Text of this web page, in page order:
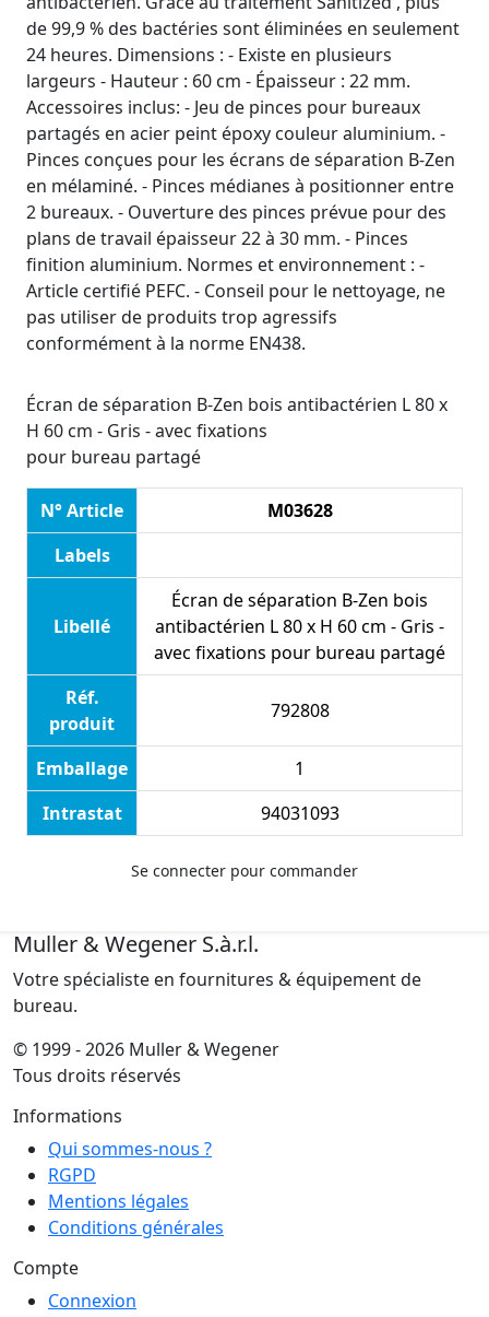
de 99,9 % des bactéries sont éliminées en seulement
24 heures. Dimensions : - Existe en plusieurs
largeurs - Hauteur : 60 cm - Épaisseur : 22 mm.
Accessoires inclus: - Jeu de pinces pour bureaux
partagés en acier peint époxy couleur aluminium. -
Pinces conçues pour les écrans de séparation B-Zen
en mélaminé. - Pinces médianes à positionner entre
2 bureaux. - Ouverture des pinces prévue pour des
plans de travail épaisseur 22 à 30 mm. - Pinces
finition aluminium. Normes et environnement : -
Article certifié PEFC. - Conseil pour le nettoyage, ne
pas utiliser de produits trop agressifs
conformément à la norme EN438.
Écran de séparation B-Zen bois antibactérien L 80 x
H 60 cm - Gris - avec fixations
pour bureau partagé
N° Article
M03628
Labels
Libellé
Écran de séparation B-Zen bois
antibactérien L 80 x H 60 cm - Gris -
avec fixations pour bureau partagé
Réf.
produit
792808
Emballage
1
Intrastat
94031093
Se connecter pour commander
Muller & Wegener S.à.r.l.
Votre spécialiste en fournitures & équipement de
bureau.
© 1999 - 2026 Muller & Wegener
Tous droits réservés
Informations
Qui sommes-nous ?
RGPD
Mentions légales
Conditions générales
Compte
Connexion